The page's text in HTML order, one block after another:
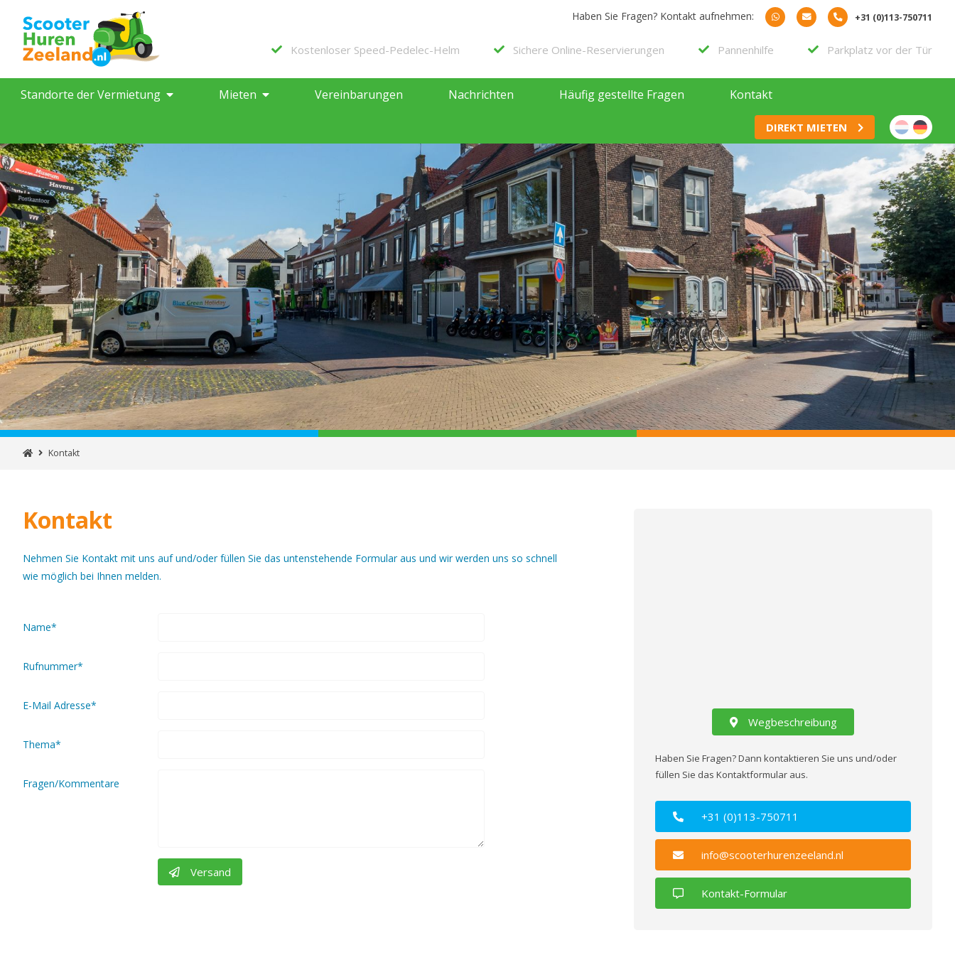
Kostenloser Speed-Pedelec-Helm Sichere Online-Reservierungen Pannenhilfe Parkplatz vor der Tür
Haben Sie Fragen? Kontakt aufnehmen: +31 (0)113-750711
Standorte der Vermietung Mieten Vereinbarungen Nachrichten Häufig gestellte Fragen Kontakt
DIREKT MIETEN
Kontakt
Kontakt
Nehmen Sie Kontakt mit uns auf und/oder füllen Sie das untenstehende Formular aus und wir werden uns so schnell
wie möglich bei Ihnen melden.
Name*
Rufnummer*
E-Mail Adresse*
Thema*
Fragen/Kommentare
Versand
Wegbeschreibung
Haben Sie Fragen? Dann kontaktieren Sie uns und/oder
füllen Sie das Kontaktformular aus.
+31 (0)113-750711
info@scooterhurenzeeland.nl
Kontakt-Formular